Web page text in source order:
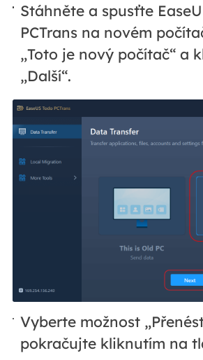
Stáhněte a spusťte
PCTrans na novém
„Toto je nový počítač“ a
„Další“.
Vyberte možnost
pokračujte kliknutím na